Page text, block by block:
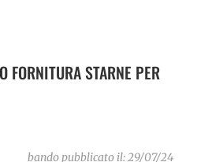
FORNITURA STARNE PER
bando pubblicato il: 29/07/24